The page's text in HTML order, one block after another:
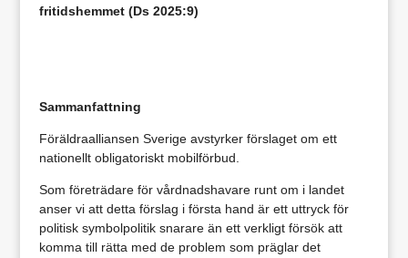
fritidshemmet (Ds 2025:9)
Sammanfattning
Föräldraalliansen Sverige avstyrker förslaget om ett
nationellt obligatoriskt mobilförbud.
Som företrädare för vårdnadshavare runt om i landet
anser vi att detta förslag i första hand är ett uttryck för
politisk symbolpolitik snarare än ett verkligt försök att
komma till rätta med de problem som präglar det